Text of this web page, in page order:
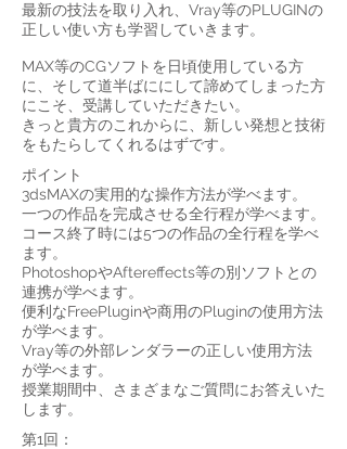
最新の技法を取り入れ、Vray等のPLUGINの
正しい使い方も学習していきます。
MAX等のCGソフトを日頃使用している方
に、そして道半ばににして諦めてしまった方
にこそ、受講していただきたい。
きっと貴方のこれからに、新しい発想と技術
をもたらしてくれるはずです。
ポイント
3dsMAXの実用的な操作方法が学べます。
一つの作品を完成させる全行程が学べます。
コース終了時には5つの作品の全行程を学べ
ます。
PhotoshopやAftereffects等の別ソフトとの
連携が学べます。
便利なFreePluginや商用のPluginの使用方法
が学べます。
Vray等の外部レンダラーの正しい使用方法
が学べます。
授業期間中、さまざまなご質問にお答えいた
します。
第1回：